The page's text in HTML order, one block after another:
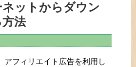
ットからダウン
法
アフィリエイト広告を利用し